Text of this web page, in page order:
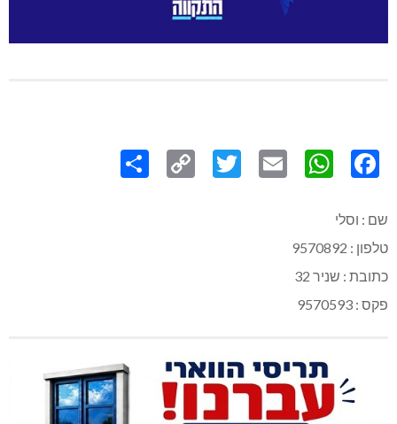
Link
שם : וסלי
טלפון : 9570892
כתובת : שניר 32
פקס : 9570593